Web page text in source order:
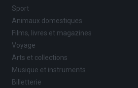
Sport
Animaux domestiques
Films, livres et magazines
Voyage
Arts et collections
Musique et instruments
Billetterie